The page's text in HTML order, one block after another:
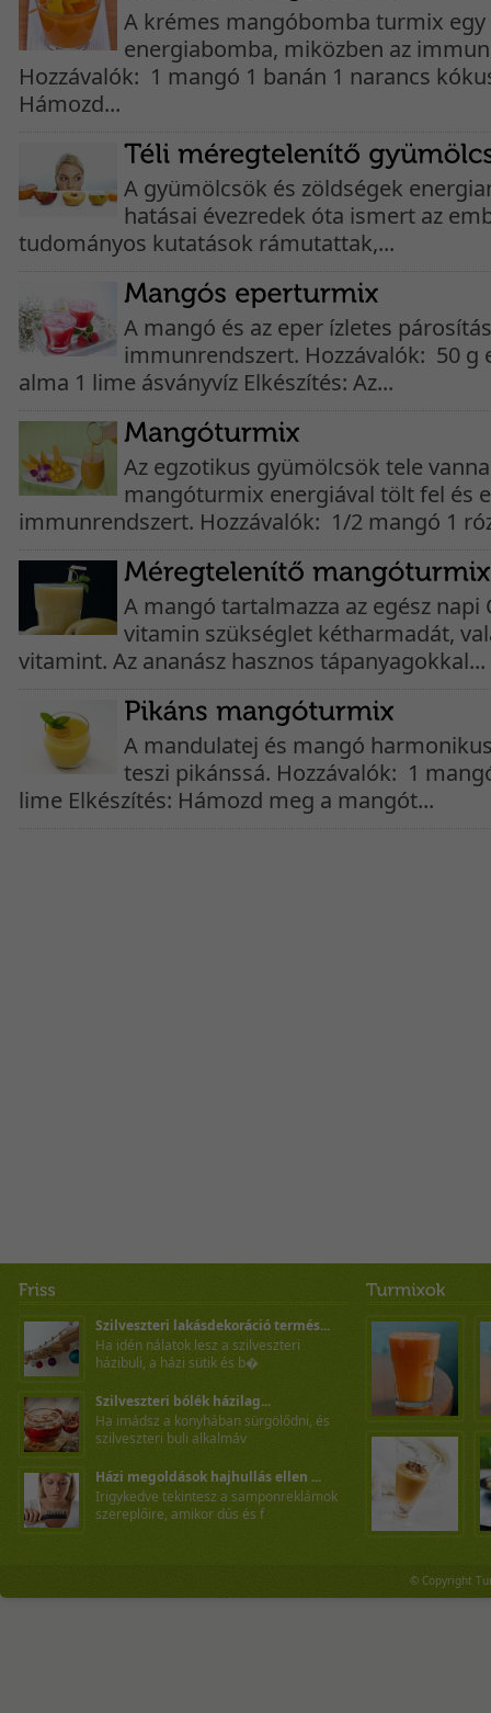
A krémes mangóbomba turmix egy
energiabomba, miközben az
Hozzávalók: 1 mangó 1 banán 1 narancs
Hámozd...
A gyümölcsök és zöldségek
hatásai évezredek óta ismert az
tudományos kutatások rámutattak,...
A mangó és az eper ízletes
immunrendszert. Hozzávalók: 50 g
alma 1 lime ásványvíz Elkészítés: Az...
Az egzotikus gyümölcsök tele
mangóturmix energiával tölt fel és
immunrendszert. Hozzávalók: 1/2 mangó 1
A mangó tartalmazza az egész napi
vitamin szükséglet kétharmadát,
vitamint. Az ananász hasznos tápanyagokkal...
A mandulatej és mangó
teszi pikánssá. Hozzávalók: 1
lime Elkészítés: Hámozd meg a mangót...
Szilveszteri lakásdekoráció termés...
Ha idén nálatok lesz a szilveszteri
házibuli, a házi sütik és b�
Szilveszteri bólék házilag...
Ha imádsz a konyhában sürgölődni, és
szilveszteri buli alkalmáv
Házi megoldások hajhullás ellen ...
Irigykedve tekintesz a samponreklámok
szereplőire, amikor dús és f
© Copyright